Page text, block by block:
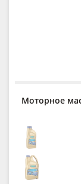
Моторное